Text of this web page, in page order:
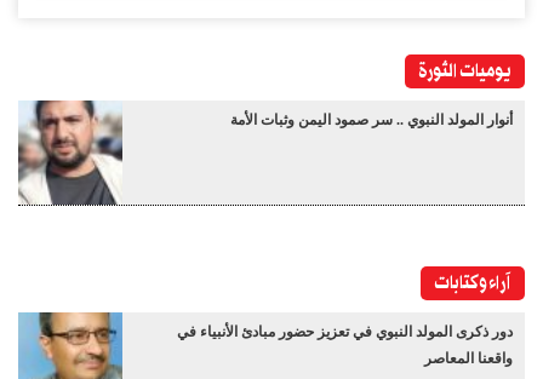
يوميات الثورة
أنوار المولد النبوي .. سر صمود اليمن وثبات الأمة
آراء وكتابات
دور ذكرى المولد النبوي في تعزيز حضور مبادئ الأنبياء في
واقعنا المعاصر